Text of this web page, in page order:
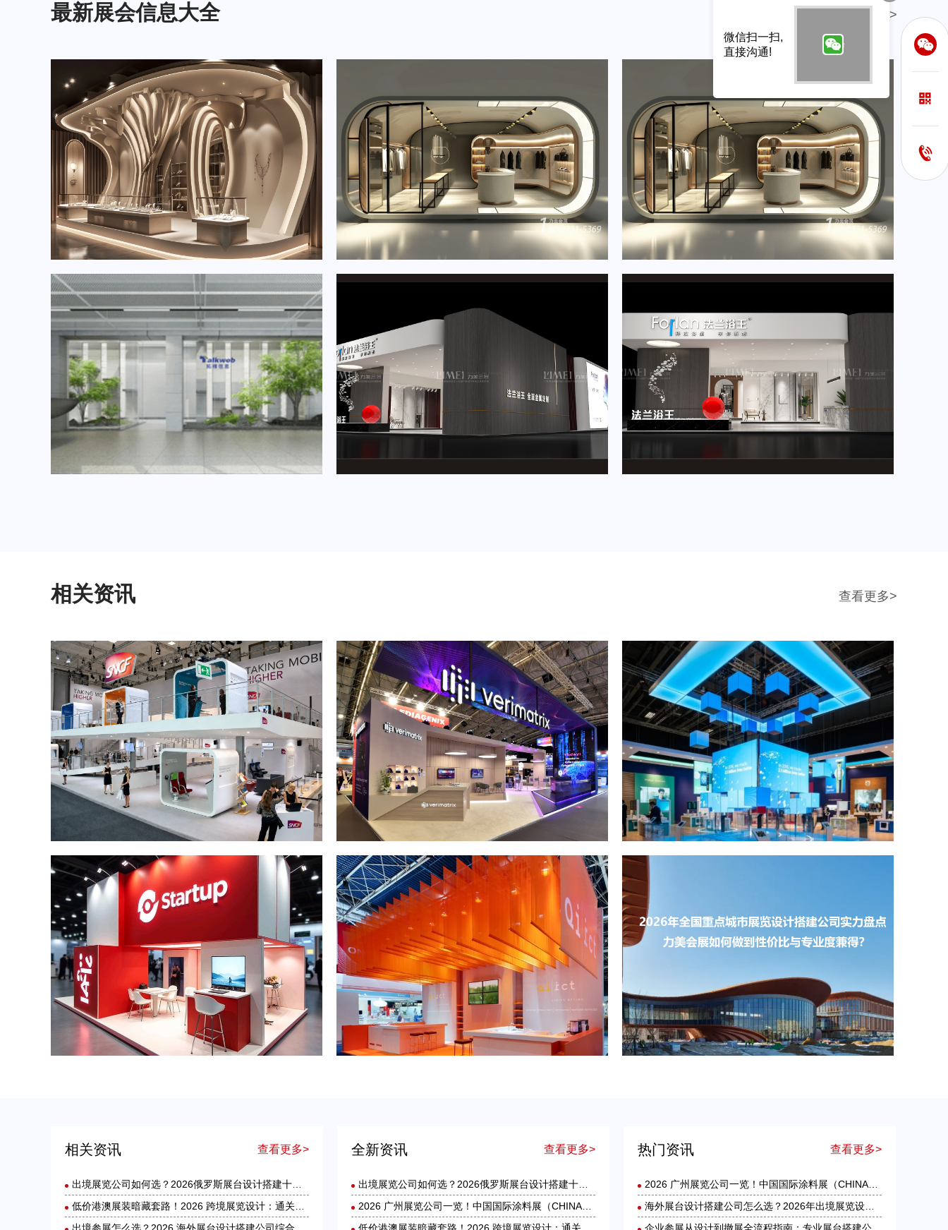
最新展会信息大全 查看更多>
2024年6月重要展会排期信息，展会策划展台设计搭建公司推荐 2024年4月重要展会排期信息，展会展台设计搭建公司推荐
相关资讯 查看更多>
相关资讯 查看更多> 全新资讯 查看更多> 热门资讯 查看更多>
微信扫一扫,
直接沟通!